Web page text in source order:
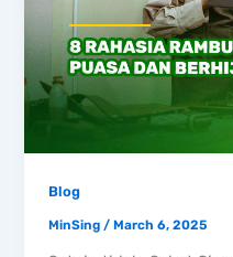
Blog
MinSing/March 6, 2025